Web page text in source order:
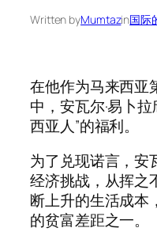
Written byMumtazin国际
在他作为马来西亚
中，安瓦尔·易卜
西亚人”的福利。
为了兑现诺言，安
经济挑战，从挥之
断上升的生活成本
的贫富差距之一。